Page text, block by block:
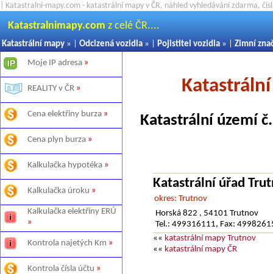
| Katastralni-mapy.com - katastrální mapy v ČR, náhled vyhledávání zdarma,
Katastralnimapy.com z celé ČR....
Katastrální mapy » | Odcizená vozidla » | Pojistitel vozidla » | Zimní
Moje IP adresa »
REALITY v ČR »
Cena elektřiny burza »
Cena plyn burza »
Kalkulačka hypotéka »
Kalkulačka úroku »
Kalkulačka elektřiny ERÚ
»
Kontrola najetých Km »
Kontrola čísla účtu »
Katastrální území
Katastrální úřad
okres: Trutnov
Horská 822 , 54101 Trutnov
Tel.: 499316111, Fax:
«« katastrální mapy Trutnov
«« katastrální mapy ČR